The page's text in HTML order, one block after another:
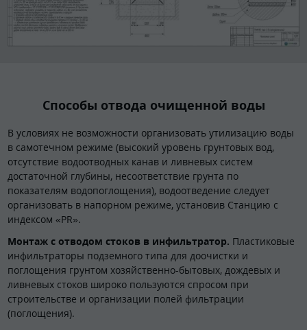
Способы отвода очищенной воды
В условиях не возможности организовать утилизацию воды
в самотечном режиме (высокий уровень грунтовых вод,
отсутствие водоотводных канав и ливневых систем
достаточной глубины, несоответствие грунта по
показателям водопоглощения), водоотведение следует
организовать в напорном режиме, установив Станцию с
индексом «PR».
Монтаж с отводом стоков в инфильтратор. Пластиковые
инфильтраторы подземного типа для доочистки и
поглощения грунтом хозяйственно-бытовых, дождевых и
ливневых стоков широко пользуются спросом при
строительстве и организации полей фильтрации
(поглощения).